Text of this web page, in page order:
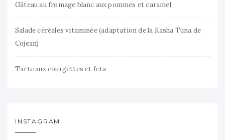
Gâteau au fromage blanc aux pommes et caramel
Salade céréales vitaminée (adaptation de la Kasha Tuna de
Cojean)
Tarte aux courgettes et feta
INSTAGRAM